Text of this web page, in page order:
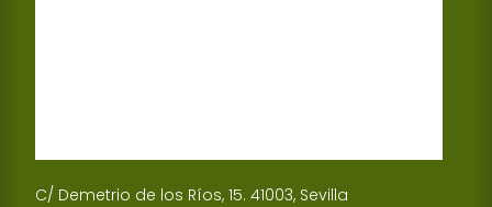
C/ Demetrio de los Ríos, 15. 41003, Sevilla